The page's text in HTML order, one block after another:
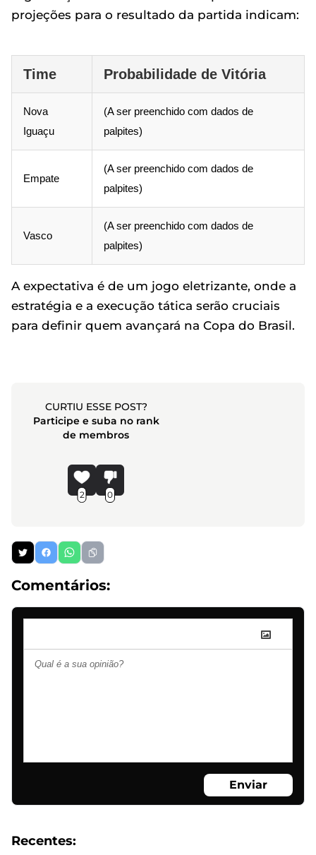
projeções para o resultado da partida indicam:
Time Probabilidade de Vitória
Nova
Iguaçu
(A ser preenchido com dados de
palpites)
Empate
(A ser preenchido com dados de
palpites)
Vasco
(A ser preenchido com dados de
palpites)
A expectativa é de um jogo eletrizante, onde a
estratégia e a execução tática serão cruciais
para definir quem avançará na Copa do Brasil.
CURTIU ESSE POST?
Participe e suba no rank
de membros
2 0
Comentários:
Enviar
Recentes: